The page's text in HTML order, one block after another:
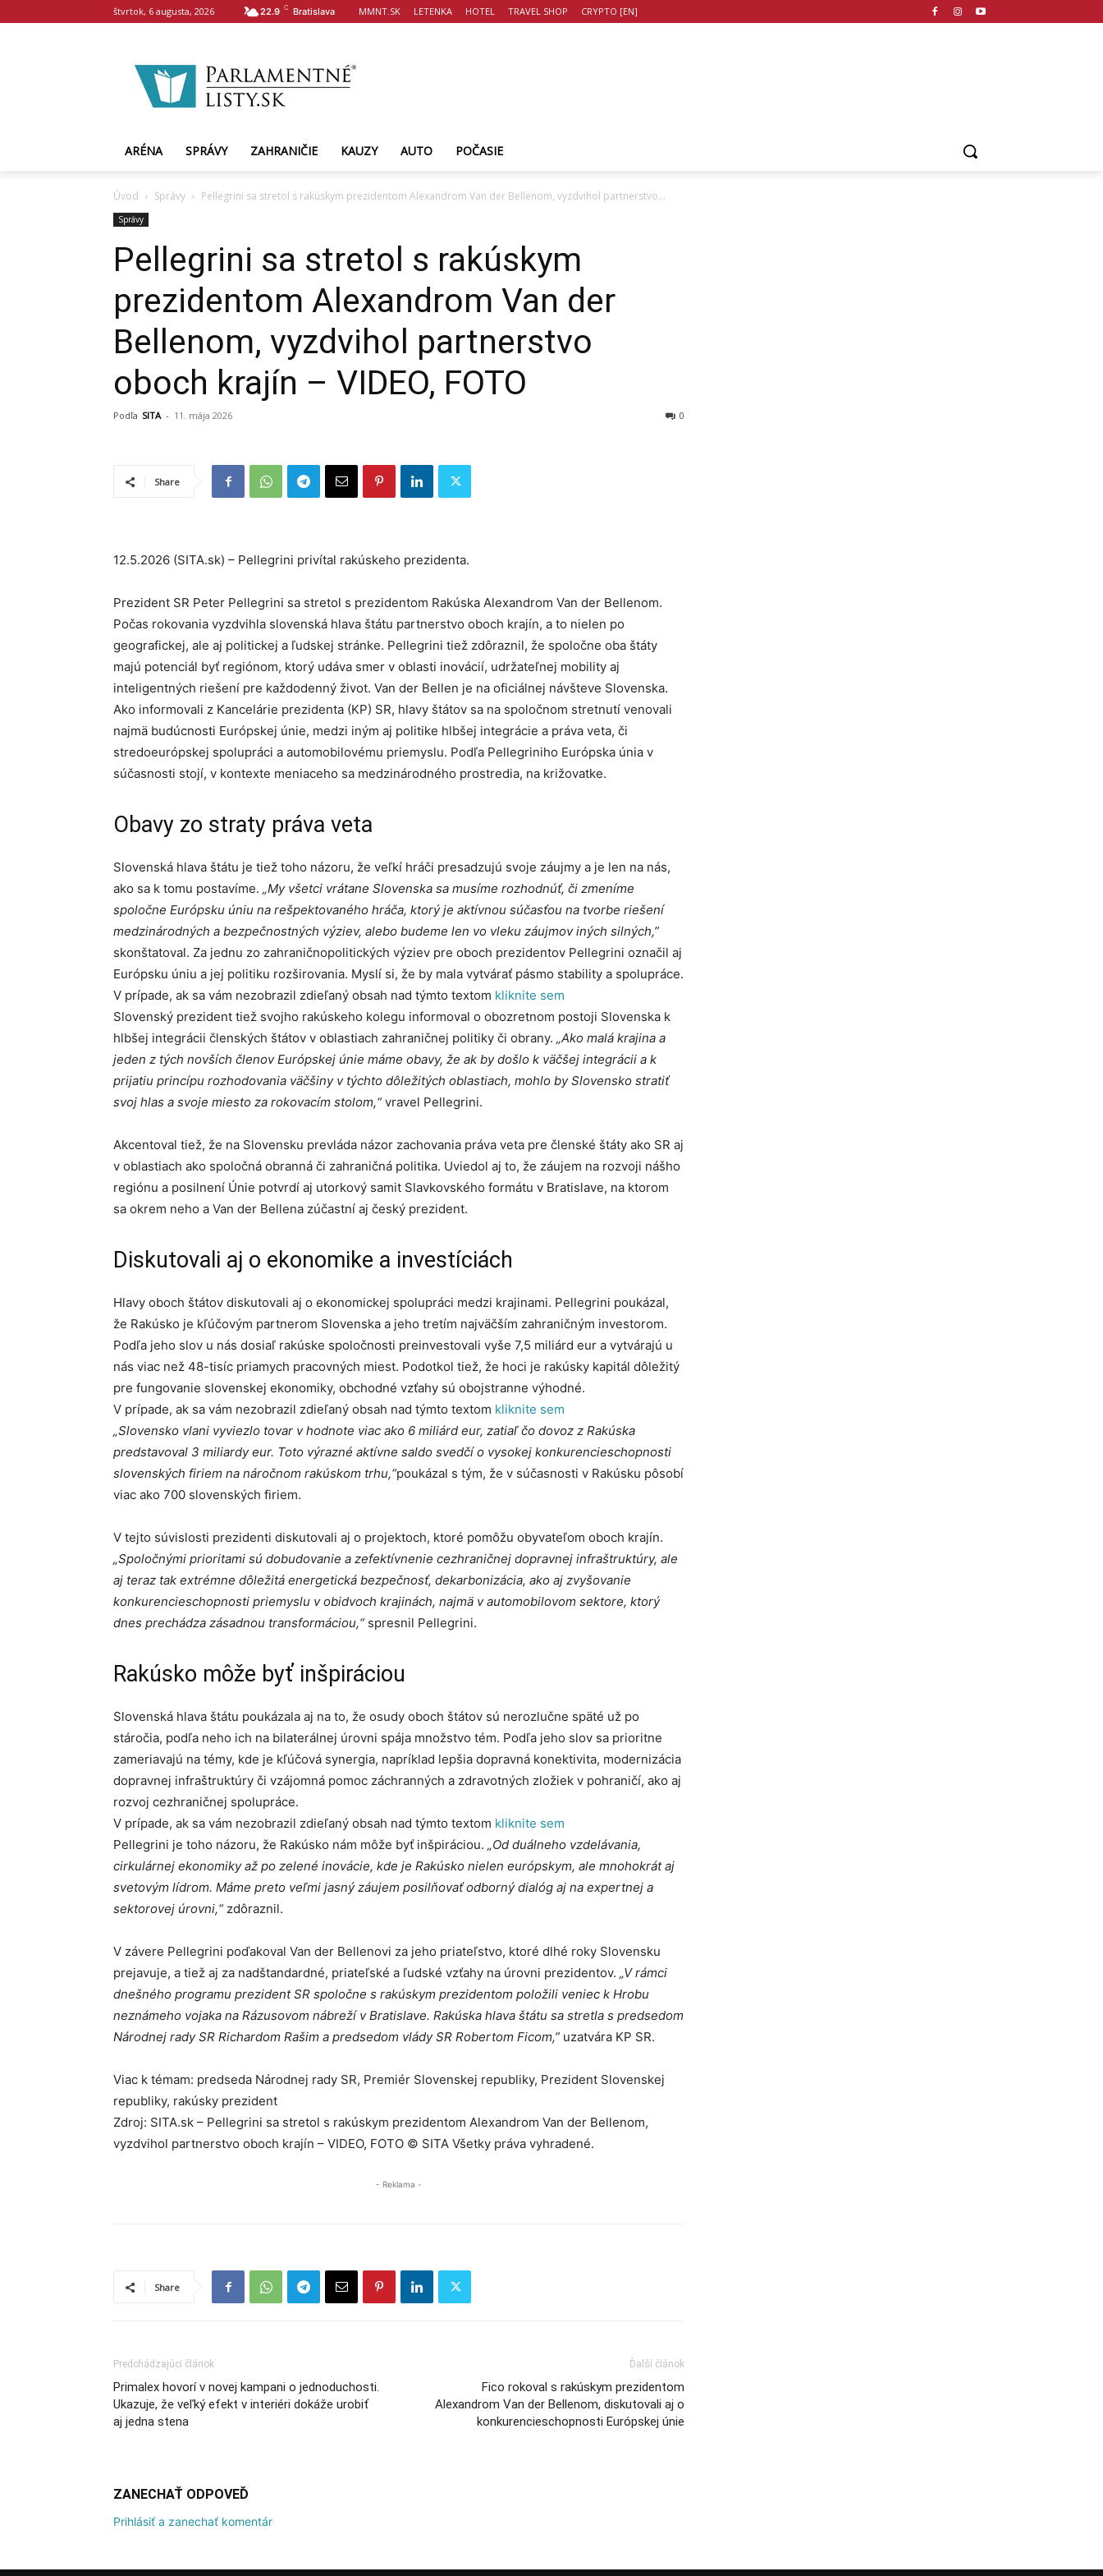
štvrtok, 6 augusta, 2026 22.9 C Bratislava MMNT.SK LETENKA HOTEL TRAVEL SHOP CRYPTO [EN]
ARÉNA SPRÁVY ZAHRANIČIE KAUZY AUTO POČASIE
Úvod Správy Pellegrini sa stretol s rakúskym prezidentom Alexandrom Van der Bellenom, vyzdvihol partnerstvo...
Správy
Pellegrini sa stretol s rakúskym
prezidentom Alexandrom Van der
Bellenom, vyzdvihol partnerstvo
oboch krajín – VIDEO, FOTO
Podľa SITA - 11. mája 2026 0
Share
12.5.2026 (SITA.sk) – Pellegrini privítal rakúskeho prezidenta.
Prezident SR Peter Pellegrini sa stretol s prezidentom Rakúska Alexandrom Van der Bellenom.
Počas rokovania vyzdvihla slovenská hlava štátu partnerstvo oboch krajín, a to nielen po
geografickej, ale aj politickej a ľudskej stránke. Pellegrini tiež zdôraznil, že spoločne oba štáty
majú potenciál byť regiónom, ktorý udáva smer v oblasti inovácií, udržateľnej mobility aj
inteligentných riešení pre každodenný život. Van der Bellen je na oficiálnej návšteve Slovenska.
Ako informovali z Kancelárie prezidenta (KP) SR, hlavy štátov sa na spoločnom stretnutí venovali
najmä budúcnosti Európskej únie, medzi iným aj politike hlbšej integrácie a práva veta, či
stredoeurópskej spolupráci a automobilovému priemyslu. Podľa Pellegriniho Európska únia v
súčasnosti stojí, v kontexte meniaceho sa medzinárodného prostredia, na križovatke.
Obavy zo straty práva veta
Slovenská hlava štátu je tiež toho názoru, že veľkí hráči presadzujú svoje záujmy a je len na nás,
ako sa k tomu postavíme. „My všetci vrátane Slovenska sa musíme rozhodnúť, či zmeníme
spoločne Európsku úniu na rešpektovaného hráča, ktorý je aktívnou súčasťou na tvorbe riešení
medzinárodných a bezpečnostných výziev, alebo budeme len vo vleku záujmov iných silných,”
skonštatoval. Za jednu zo zahraničnopolitických výziev pre oboch prezidentov Pellegrini označil aj
Európsku úniu a jej politiku rozširovania. Myslí si, že by mala vytvárať pásmo stability a spolupráce.
V prípade, ak sa vám nezobrazil zdieľaný obsah nad týmto textom kliknite sem
Slovenský prezident tiež svojho rakúskeho kolegu informoval o obozretnom postoji Slovenska k
hlbšej integrácii členských štátov v oblastiach zahraničnej politiky či obrany. „Ako malá krajina a
jeden z tých novších členov Európskej únie máme obavy, že ak by došlo k väčšej integrácii a k
prijatiu princípu rozhodovania väčšiny v týchto dôležitých oblastiach, mohlo by Slovensko stratiť
svoj hlas a svoje miesto za rokovacím stolom,“vravel Pellegrini.
Akcentoval tiež, že na Slovensku prevláda názor zachovania práva veta pre členské štáty ako SR aj
v oblastiach ako spoločná obranná či zahraničná politika. Uviedol aj to, že záujem na rozvoji nášho
regiónu a posilnení Únie potvrdí aj utorkový samit Slavkovského formátu v Bratislave, na ktorom
sa okrem neho a Van der Bellena zúčastní aj český prezident.
Diskutovali aj o ekonomike a investíciách
Hlavy oboch štátov diskutovali aj o ekonomickej spolupráci medzi krajinami. Pellegrini poukázal,
že Rakúsko je kľúčovým partnerom Slovenska a jeho tretím najväčším zahraničným investorom.
Podľa jeho slov u nás dosiaľ rakúske spoločnosti preinvestovali vyše 7,5 miliárd eur a vytvárajú u
nás viac než 48-tisíc priamych pracovných miest. Podotkol tiež, že hoci je rakúsky kapitál dôležitý
pre fungovanie slovenskej ekonomiky, obchodné vzťahy sú obojstranne výhodné.
V prípade, ak sa vám nezobrazil zdieľaný obsah nad týmto textom kliknite sem
„Slovensko vlani vyviezlo tovar v hodnote viac ako 6 miliárd eur, zatiaľ čo dovoz z Rakúska
predstavoval 3 miliardy eur. Toto výrazné aktívne saldo svedčí o vysokej konkurencieschopnosti
slovenských firiem na náročnom rakúskom trhu,“poukázal s tým, že v súčasnosti v Rakúsku pôsobí
viac ako 700 slovenských firiem.
V tejto súvislosti prezidenti diskutovali aj o projektoch, ktoré pomôžu obyvateľom oboch krajín.
„Spoločnými prioritami sú dobudovanie a zefektívnenie cezhraničnej dopravnej infraštruktúry, ale
aj teraz tak extrémne dôležitá energetická bezpečnosť, dekarbonizácia, ako aj zvyšovanie
konkurencieschopnosti priemyslu v obidvoch krajinách, najmä v automobilovom sektore, ktorý
dnes prechádza zásadnou transformáciou,“spresnil Pellegrini.
Rakúsko môže byť inšpiráciou
Slovenská hlava štátu poukázala aj na to, že osudy oboch štátov sú nerozlučne späté už po
stáročia, podľa neho ich na bilaterálnej úrovni spája množstvo tém. Podľa jeho slov sa prioritne
zameriavajú na témy, kde je kľúčová synergia, napríklad lepšia dopravná konektivita, modernizácia
dopravnej infraštruktúry či vzájomná pomoc záchranných a zdravotných zložiek v pohraničí, ako aj
rozvoj cezhraničnej spolupráce.
V prípade, ak sa vám nezobrazil zdieľaný obsah nad týmto textom kliknite sem
Pellegrini je toho názoru, že Rakúsko nám môže byť inšpiráciou. „Od duálneho vzdelávania,
cirkulárnej ekonomiky až po zelené inovácie, kde je Rakúsko nielen európskym, ale mnohokrát aj
svetovým lídrom. Máme preto veľmi jasný záujem posilňovať odborný dialóg aj na expertnej a
sektorovej úrovni,“zdôraznil.
V závere Pellegrini poďakoval Van der Bellenovi za jeho priateľstvo, ktoré dlhé roky Slovensku
prejavuje, a tiež aj za nadštandardné, priateľské a ľudské vzťahy na úrovni prezidentov. „V rámci
dnešného programu prezident SR spoločne s rakúskym prezidentom položili veniec k Hrobu
neznámeho vojaka na Rázusovom nábreží v Bratislave. Rakúska hlava štátu sa stretla s predsedom
Národnej rady SR Richardom Rašim a predsedom vlády SR Robertom Ficom,” uzatvára KP SR.
Viac k témam: predseda Národnej rady SR, Premiér Slovenskej republiky, Prezident Slovenskej
republiky, rakúsky prezident
Zdroj: SITA.sk – Pellegrini sa stretol s rakúskym prezidentom Alexandrom Van der Bellenom,
vyzdvihol partnerstvo oboch krajín – VIDEO, FOTO © SITA Všetky práva vyhradené.
- Reklama -
Share
Predchádzajúci článok
Primalex hovorí v novej kampani o jednoduchosti.
Ukazuje, že veľký efekt v interiéri dokáže urobiť
aj jedna stena
Ďalší článok
Fico rokoval s rakúskym prezidentom
Alexandrom Van der Bellenom, diskutovali aj o
konkurencieschopnosti Európskej únie
ZANECHAŤ ODPOVEĎ
Prihlásiť a zanechať komentár